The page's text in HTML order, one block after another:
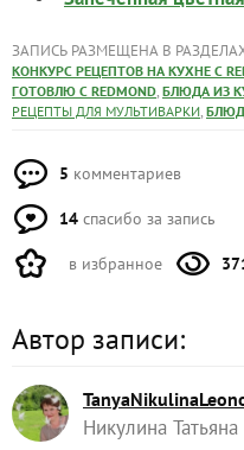
ЗАПИСЬ РАЗМЕЩЕНА В
КОНКУРС РЕЦЕПТОВ НА КУХНЕ С
ГОТОВЛЮ С REDMOND, БЛЮДА ИЗ
РЕЦЕПТЫ ДЛЯ МУЛЬТИВАРКИ,
5 комментариев
14 спасибо за запись
в избранное
Автор записи:
Никулина Татьяна